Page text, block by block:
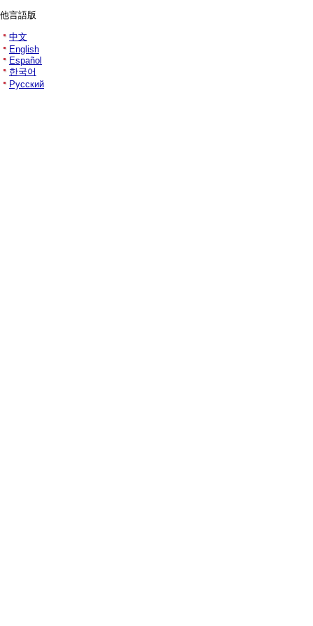
他言語版
中文
English
Español
한국어
Русский